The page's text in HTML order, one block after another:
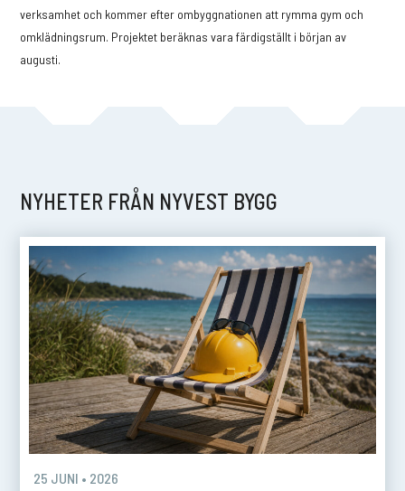
verksamhet och kommer efter ombyggnationen att rymma gym och
omklädningsrum. Projektet beräknas vara färdigställt i början av
augusti.
NYHETER FRÅN NYVEST BYGG
25 JUNI • 2026